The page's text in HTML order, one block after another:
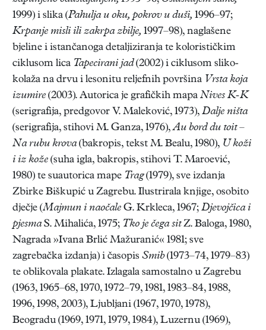
1999) i slika (Pahulja u oku, pokrov u duši, 1996–97;
Krpanje misli ili zakrpa zbilje, 1997–98), naglašene
bjeline i istančanoga detaljiziranja te kolorističkim
ciklusom lica Tapecirani jad(2002) i ciklusom sliko-
kolaža na drvu i lesonitu reljefnih površina Vrsta koja
izumire (2003). Autorica je grafičkih mapa Nives K-K
(serigrafija, predgovor V. Maleković, 1973), Dalje ništa
(serigrafija, stihovi M. Ganza, 1976),Au bord du toit –
Na rubu krova(bakropis, tekst M. Bealu, 1980), U koži
i iz kože (suha igla, bakropis, stihovi T. Maroević,
1980) te suautorica mape Trag(1979), sve izdanja
Zbirke Biškupić u Zagrebu. Ilustrirala knjige, osobito
dječje (Majmun i naočale G. Krkleca, 1967; Djevojčica i
pjesmaS. Mihalića, 1975; Tko je čega sitZ. Baloga, 1980,
Nagrada »Ivana Brlić Mažuranić« 1981; sve
zagrebačka izdanja) i časopis Smib(1973–74, 1979–83)
te oblikovala plakate. Izlagala samostalno u Zagrebu
(1963, 1965–68, 1970, 1972–79, 1981, 1983–84, 1988,
1996, 1998, 2003), Ljubljani (1967, 1970, 1978),
Beogradu (1969, 1971, 1979, 1984), Luzernu (1969),